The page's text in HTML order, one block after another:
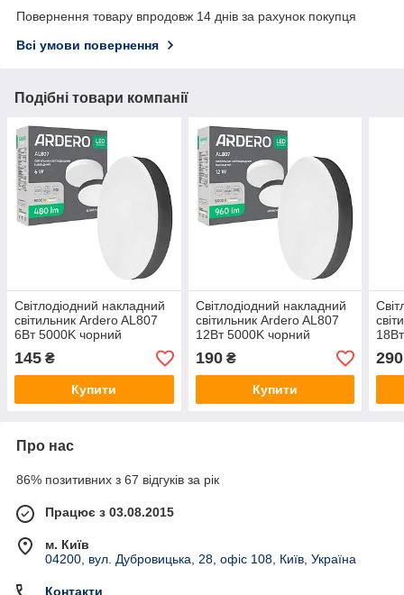
Повернення товару впродовж 14 днів за рахунок покупця
Всі умови повернення
Подібні товари компанії
Світлодіодний накладний
світильник Ardero AL807
6Вт 5000K чорний
145 ₴
Купити
Світлодіодний накладний
світильник Ardero AL807
12Вт 5000K чорний
190₴
Купити
290
Про нас
86% позитивних з 67 відгуків за рік
Працює з 03.08.2015
м. Київ
04200, вул. Дубровицька, 28, офіс 108, Київ, Україна
Контакти